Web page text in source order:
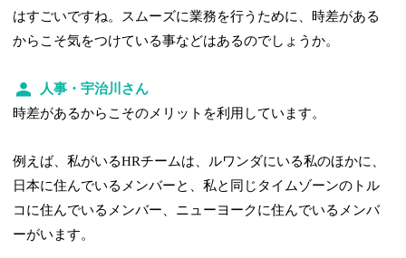
はすごいですね。スムーズに業務を行うために、時差がある
からこそ気をつけている事などはあるのでしょうか。
人事・宇治川さん
時差があるからこそのメリットを利用しています。
例えば、私がいるHRチームは、ルワンダにいる私のほかに、
日本に住んでいるメンバーと、私と同じタイムゾーンのトル
コに住んでいるメンバー、ニューヨークに住んでいるメンバ
ーがいます。